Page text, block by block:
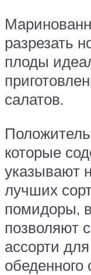
разрезать
плоды
салатов.
которые
указывают
лучших
помидоры,
позволяют
ассорти
обеденного